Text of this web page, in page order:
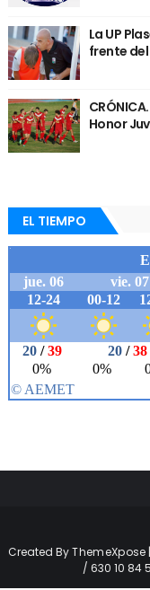
La UP
frente
Honor
EL TIEMPO
Created ByThemeXpose
/ 630 10 84